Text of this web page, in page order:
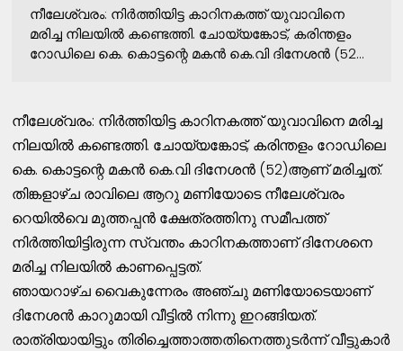
നീലേശ്വരം: നിര്‍ത്തിയിട്ട കാറിനകത്ത് യുവാവിനെ
മരിച്ച നിലയില്‍ കണ്ടെത്തി. ചോയ്യങ്കോട്, കരിന്തളം
റോഡിലെ കെ. കൊട്ടന്റെ മകന്‍ കെ.വി ദിനേശന്‍ (52...
നീലേശ്വരം: നിര്‍ത്തിയിട്ട കാറിനകത്ത് യുവാവിനെ മരിച്ച
നിലയില്‍ കണ്ടെത്തി. ചോയ്യങ്കോട്, കരിന്തളം റോഡിലെ
കെ. കൊട്ടന്റെ മകന്‍ കെ.വി ദിനേശന്‍ (52)ആണ് മരിച്ചത്.
തിങ്കളാഴ്ച രാവിലെ ആറു മണിയോടെ നീലേശ്വരം
റെയില്‍വെ മുത്തപ്പന്‍ ക്ഷേത്രത്തിനു സമീപത്ത്
നിര്‍ത്തിയിട്ടിരുന്ന സ്വന്തം കാറിനകത്താണ് ദിനേശനെ
മരിച്ച നിലയില്‍ കാണപ്പെട്ടത്.
ഞായറാഴ്ച വൈകുന്നേരം അഞ്ചു മണിയോടെയാണ്
ദിനേശന്‍ കാറുമായി വീട്ടില്‍ നിന്നു ഇറങ്ങിയത്.
രാത്രിയായിട്ടും തിരിച്ചെത്താത്തതിനെത്തുടര്‍ന്ന് വീട്ടുകാര്‍